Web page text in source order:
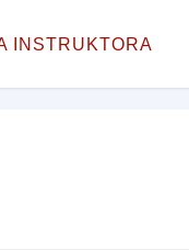
INSTRUKTORA